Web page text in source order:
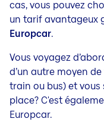
cas, vous pouvez
un tarif avantageux
Europcar.
Vous voyagez
d’un autre moyen
train ou bus) et
place? C'est
Europcar.